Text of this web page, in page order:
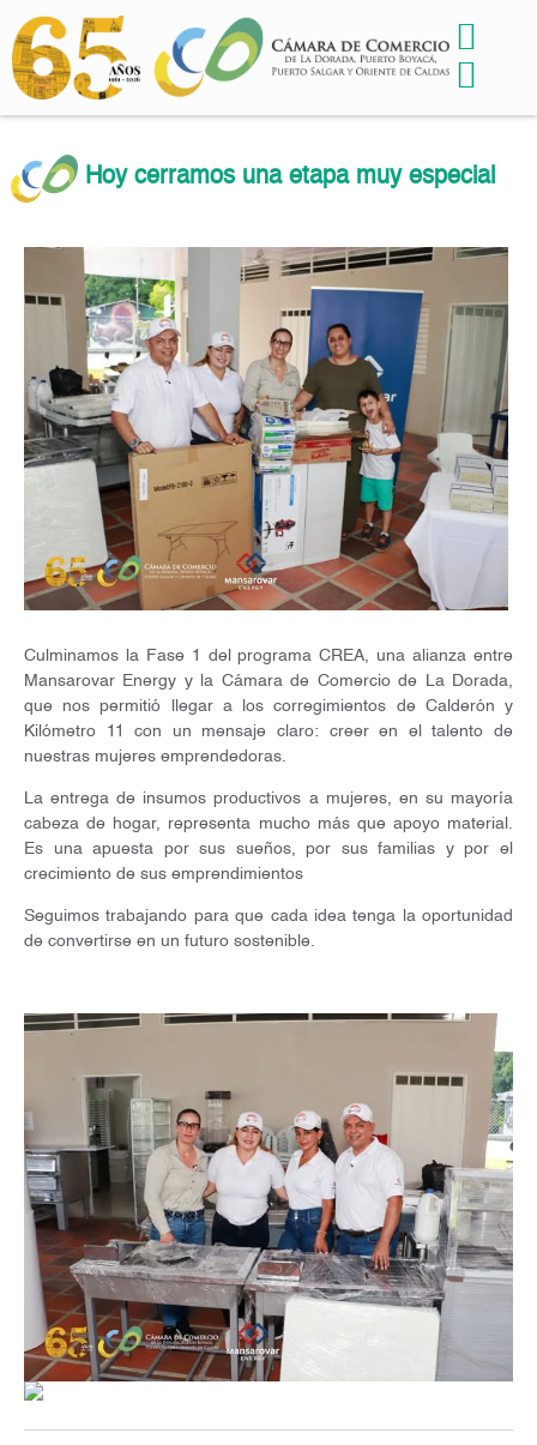
Hoy cerramos una etapa muy especial
Culminamos la Fase 1 del programa CREA, una alianza entre
Mansarovar Energy y la Cámara de Comercio de La Dorada,
que nos permitió llegar a los corregimientos de Calderón y
Kilómetro 11 con un mensaje claro: creer en el talento de
nuestras mujeres emprendedoras.
La entrega de insumos productivos a mujeres, en su mayoría
cabeza de hogar, representa mucho más que apoyo material.
Es una apuesta por sus sueños, por sus familias y por el
crecimiento de sus emprendimientos
Seguimos trabajando para que cada idea tenga la oportunidad
de convertirse en un futuro sostenible.